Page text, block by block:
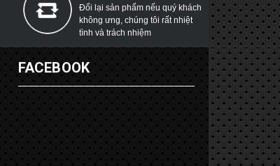
Đổi lại sản phẩm nếu quý khách
không ưng, chúng tôi rất nhiệt
tình và trách nhiệm
FACEBOOK